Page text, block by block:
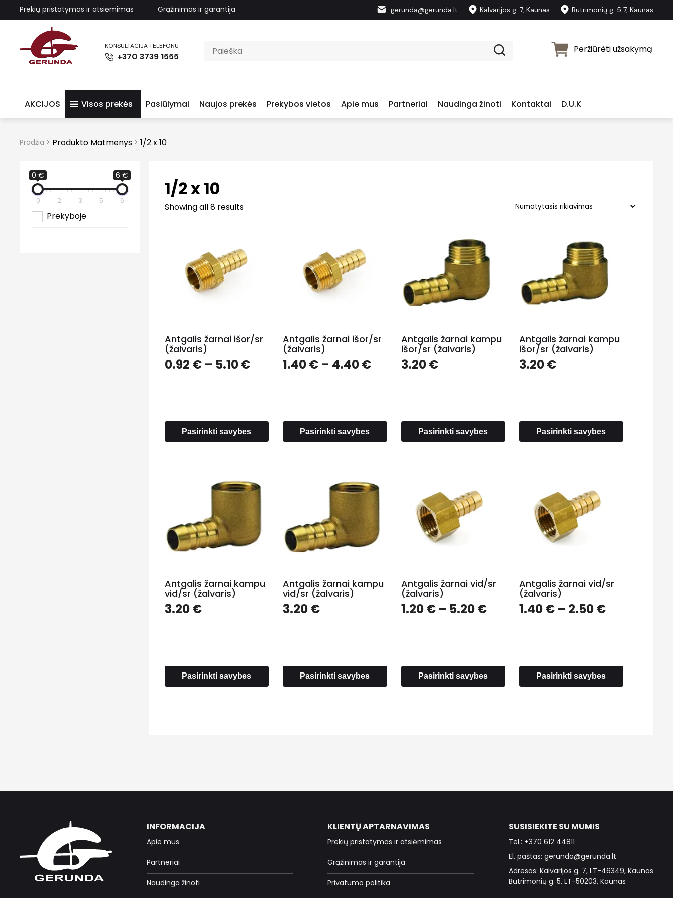
Prekių pristatymas ir atsiėmimas Grąžinimas ir garantija gerunda@gerunda.lt Kalvarijos g. 7, Kaunas Butrimonių g. 5 7, Kaunas
KONSULTACIJA TELEFONU
+370 3739 1555
Peržiūrėti užsakymą
AKCIJOS Visos prekės Pasiūlymai Naujos prekės Prekybos vietos Apie mus Partneriai Naudinga žinoti Kontaktai D.U.K
Pradžia > Produkto Matmenys > 1/2 x 10
0 € 6 €
0 2 3 5 6
Prekyboje
1/2 x 10
Showing all 8 results
Antgalis žarnai išor/sr
(žalvaris)
0.92 € – 5.10€Price
Pasirinkti savybes
Antgalis žarnai išor/sr
(žalvaris)
1.40€ – 4.40€Price
Pasirinkti savybes
Antgalis žarnai kampu
išor/sr (žalvaris)
3.20€
Pasirinkti savybes
Antgalis žarnai kampu
išor/sr (žalvaris)
3.20€
Pasirinkti savybes
Antgalis žarnai kampu
vid/sr (žalvaris)
3.20€
Pasirinkti savybes
Antgalis žarnai kampu
vid/sr (žalvaris)
3.20€
Pasirinkti savybes
Antgalis žarnai vid/sr
(žalvaris)
1.20€ – 5.20€Price
Pasirinkti savybes
Antgalis žarnai vid/sr
(žalvaris)
1.40€ – 2.50€Price
Pasirinkti savybes
INFORMACIJA
Apie mus
Partneriai
Naudinga žinoti
KLIENTŲ APTARNAVIMAS
Prekių pristatymas ir atsiėmimas
Grąžinimas ir garantija
Privatumo politika
SUSISIEKITE SU MUMIS
Tel.: +370 612 44811
El. paštas: gerunda@gerunda.lt
Adresas: Kalvarijos g. 7, LT-46349, Kaunas
Butrimonių g. 5, LT-50203, Kaunas